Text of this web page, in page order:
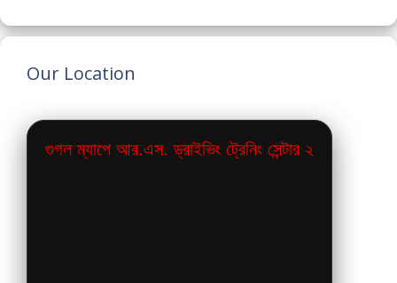
Our Location
গুগল ম্যাপে আর.এস. ড্রাইভিং ট্রেনিং সেন্টার ২